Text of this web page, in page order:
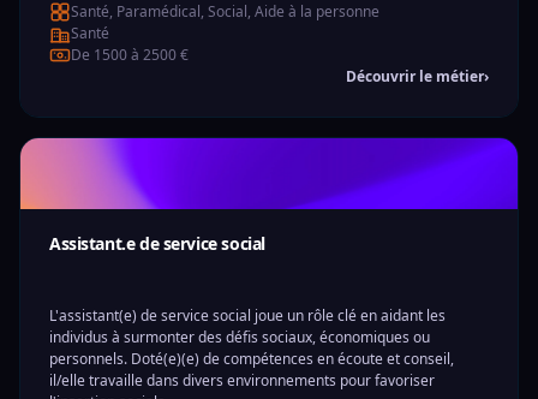
Santé, Paramédical, Social, Aide à la personne
Santé
De 1500 à 2500 €
Découvrir le métier›
Assistant.e de service social
L'assistant(e) de service social joue un rôle clé en aidant les
individus à surmonter des défis sociaux, économiques ou
personnels. Doté(e)(e) de compétences en écoute et conseil,
il/elle travaille dans divers environnements pour favoriser